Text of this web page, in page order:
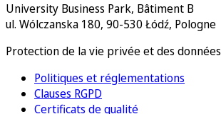
University Business Park, Bâtiment B
ul. Wólczanska 180, 90-530 Łódź, Pologne
Protection de la vie privée et des données
Politiques et réglementations
Clauses RGPD
Certificats de qualité